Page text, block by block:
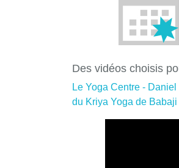
Des vidéos choisis
Le Yoga Centre -
du Kriya Yoga de Babaji